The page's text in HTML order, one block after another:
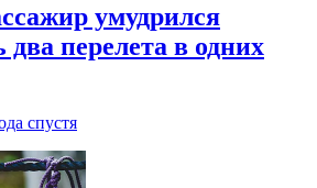
умудрился
два перелета в одних
спустя